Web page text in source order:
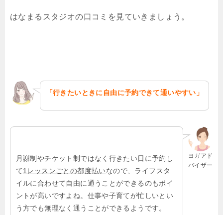
はなまるスタジオの口コミを見ていきましょう。
「行きたいときに自由に予約できて通いやすい」
ヨガアド
バイザー
月謝制やチケット制ではなく行きたい日に予約し
て1レッスンごとの都度払いなので、ライフスタ
イルに合わせて自由に通うことができるのもポイ
ントが高いですよね。仕事や子育てが忙しいとい
う方でも無理なく通うことができるようです。